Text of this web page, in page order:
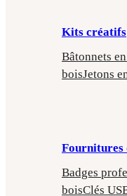
Kits créatifs
Bâtonnets
boisJetons
Fournitures
Badges
boisClés